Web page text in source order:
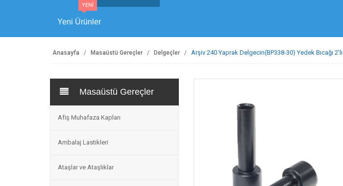
Yeni Ürünler
YENİ
Anasayfa Masaüstü Gereçler Delgeçler Arşiv 240 Yaprak Delgecin(BP338-30) Yedek Bıcağı 2'li
Masaüstü Gereçler
Afiş Muhafaza Kapları
Ambalaj Lastikleri
Ataşlar ve Ataşlıklar